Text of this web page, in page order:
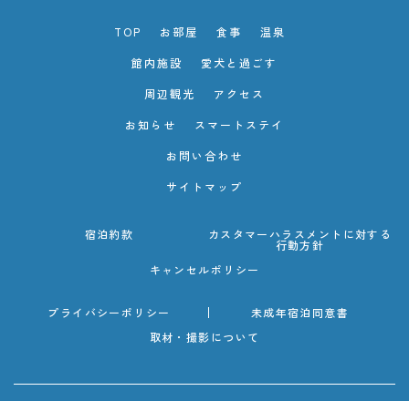
TOP お部屋 食事
温泉
館内施設
愛犬と過ごす
周辺観光
アクセス
お知らせ
スマートステイ
お問い合わせ
サイトマップ
宿泊約款 カスタマーハラスメントに対する
行動方針
キャンセルポリシー
プライバシーポリシー
未成年宿泊同意書
取材・撮影について